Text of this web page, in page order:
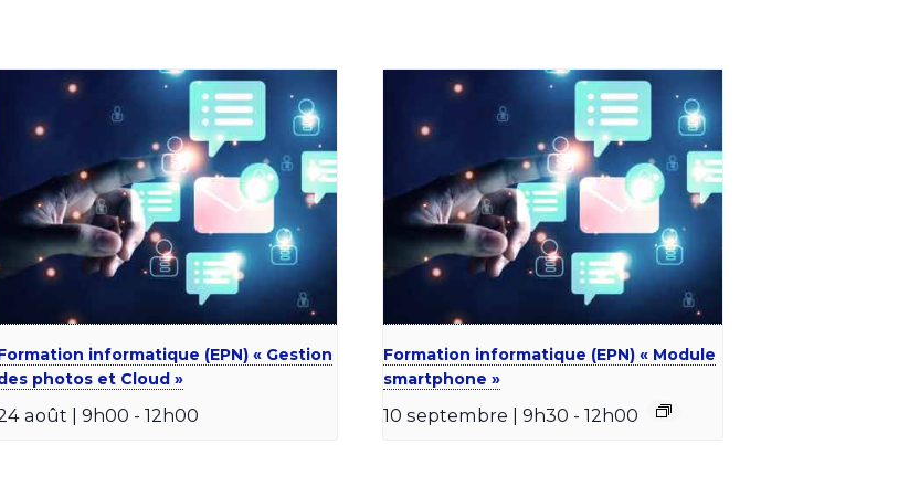
informatique (EPN) « Gestion
photos et Cloud »
août | 9h00 - 12h00
Formation informatique (EPN) « Module
smartphone »
10 septembre | 9h30 - 12h00